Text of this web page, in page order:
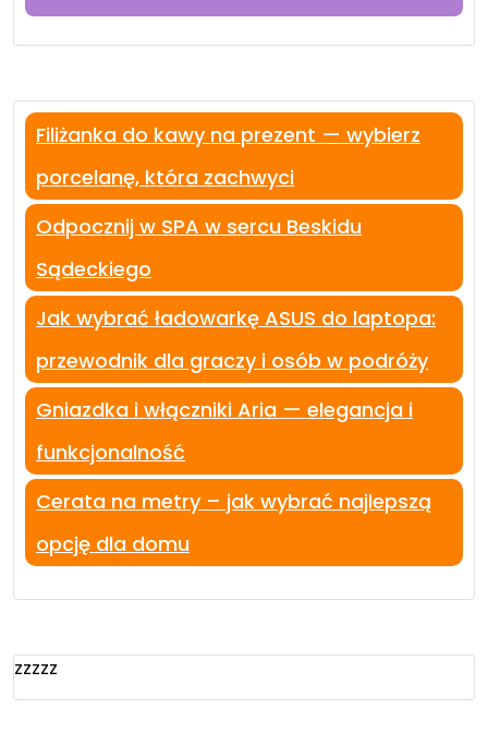
Filiżanka do kawy na prezent — wybierz
porcelanę, która zachwyci
Odpocznij w SPA w sercu Beskidu
Sądeckiego
Jak wybrać ładowarkę ASUS do laptopa:
przewodnik dla graczy i osób w podróży
Gniazdka i włączniki Aria — elegancja i
funkcjonalność
Cerata na metry – jak wybrać najlepszą
opcję dla domu
zzzzz